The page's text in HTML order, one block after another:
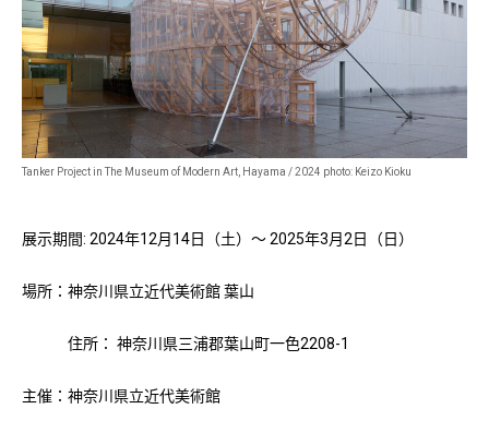
Tanker Project in The Museum of Modern Art, Hayama / 2024 photo: Keizo Kioku
展示期間: 2024年12月14日（土）～ 2025年3月2日（日）
場所：神奈川県立近代美術館 葉山
住所： 神奈川県三浦郡葉山町一色2208-1
主催：神奈川県立近代美術館